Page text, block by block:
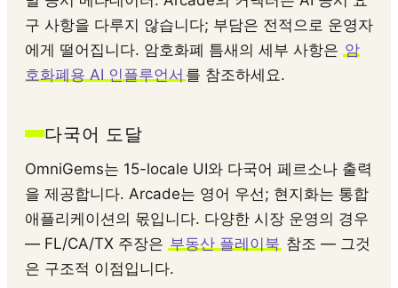
구 사항을 다루지 않습니다; 부담은 전적으로 운영자
에게 떨어집니다. 암호화폐 틈새의 세부 사항은 암
호화폐용 AI 인플루언서를 참조하세요.
다국어 도달
OmniGems는 15-locale UI와 다국어 페르소나 출력
을 제공합니다. Arcade는 영어 우선; 현지화는 통합
애플리케이션의 몫입니다. 다양한 시장 운영의 경우
— FL/CA/TX 주장은 부동산 플레이북 참조 — 그것
은 구조적 이점입니다.